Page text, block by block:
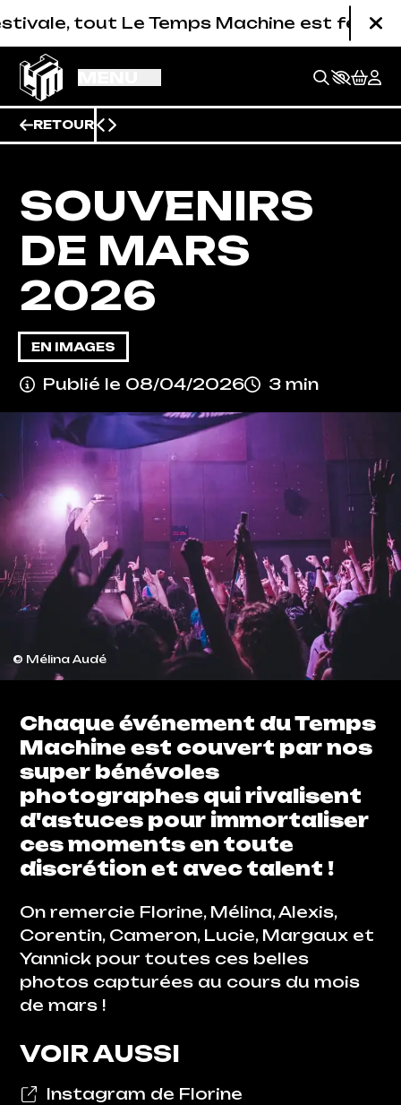
est fermé (studios de répétition
RETOUR
SOUVENIRS
DE MARS
2026
EN IMAGES
Publié le 08/04/2026 3 min
© Mélina Audé
Chaque événement du Temps
Machine est couvert par nos
super bénévoles
photographes qui rivalisent
d'astuces pour immortaliser
ces moments en toute
discrétion et avec talent !
On remercie Florine, Mélina, Alexis,
Corentin, Cameron, Lucie, Margaux et
Yannick pour toutes ces belles
photos capturées au cours du mois
de mars !
VOIR AUSSI
Instagram de Florine
BILLETTERIE